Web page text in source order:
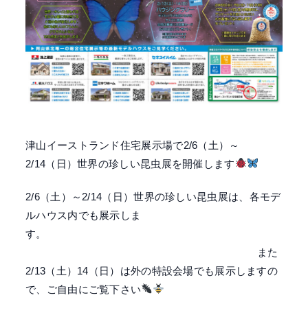
津山イーストランド住宅展示場で2/6（土）～
2/14（日）世界の珍しい昆虫展を開催します
2/6（土）～2/14（日）世界の珍しい昆虫展は、各モデ
ルハウス内でも展示しま
す。
また
2/13（土）14（日）は外の特設会場でも展示しますの
で、ご自由にご覧下さい